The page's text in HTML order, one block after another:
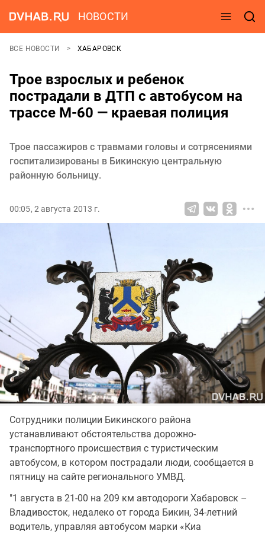
НОВОСТИ
ВСЕ НОВОСТИ ХАБАРОВСК
Трое взрослых и ребенок
пострадали в ДТП с автобусом на
трассе М-60 — краевая полиция
Трое пассажиров с травмами головы и сотрясениями
госпитализированы в Бикинскую центральную
районную больницу.
00:05, 2 августа 2013 г.
Сотрудники полиции Бикинского района
устанавливают обстоятельства дорожно-
транспортного происшествия с туристическим
автобусом, в котором пострадали люди, сообщается в
пятницу на сайте регионального УМВД.
"1 августа в 21-00 на 209 км автодороги Хабаровск –
Владивосток, недалеко от города Бикин, 34-летний
водитель, управляя автобусом марки «Киа